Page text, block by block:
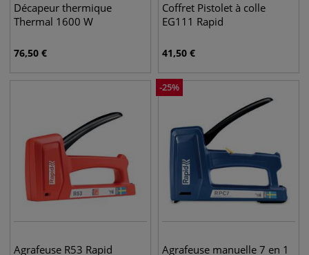
Décapeur thermique
Thermal 1600 W
76,50 €
Coffret Pistolet à colle
EG111 Rapid
41,50 €
Agrafeuse R53 Rapid
-25%
Agrafeuse manuelle 7 en 1